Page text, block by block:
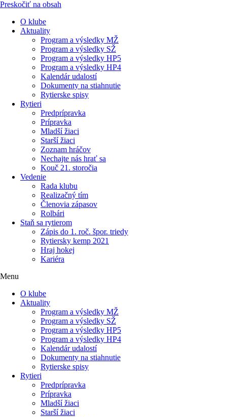
Preskočiť na obsah
O klube
Aktuality
Program a výsledky MŽ
Program a výsledky SŽ
Program a výsledky HP5
Program a výsledky HP4
Kalendár udalostí
Dokumenty na stiahnutie
Rytierske spisy
Rytieri
Predprípravka
Prípravka
Mladší žiaci
Starší žiaci
Zoznam hráčov
Nechajte nás hrať sa
Kouč 21. storočia
Vedenie
Rada klubu
Realizačný tím
Členovia zápasov
Rolbári
Staň sa rytierom
Zápis do 1. roč. špor. triedy
Rytiersky kemp 2021
Hraj hokej
Kariéra
Menu
O klube
Aktuality
Program a výsledky MŽ
Program a výsledky SŽ
Program a výsledky HP5
Program a výsledky HP4
Kalendár udalostí
Dokumenty na stiahnutie
Rytierske spisy
Rytieri
Predprípravka
Prípravka
Mladší žiaci
Starší žiaci